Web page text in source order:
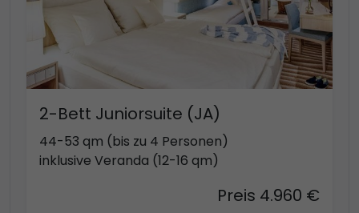
2-Bett Juniorsuite (JA)
44-53 qm (bis zu 4 Personen)
inklusive Veranda (12-16 qm)
Preis 4.960 €